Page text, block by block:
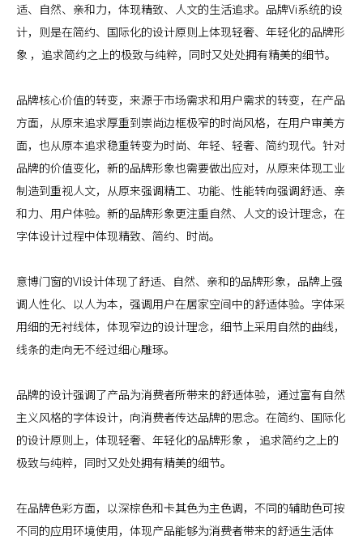
适、自然、亲和力，体现精致、人文的生活追求。品牌Vi系统的设
计，则是在简约、国际化的设计原则上体现轻奢、年轻化的品牌形
象 ，追求简约之上的极致与纯粹，同时又处处拥有精美的细节。
品牌核心价值的转变，来源于市场需求和用户需求的转变，在产品
方面，从原来追求厚重到崇尚边框极窄的时尚风格，在用户审美方
面，也从原本追求稳重转变为时尚、年轻、轻奢、简约现代。针对
品牌的价值变化，新的品牌形象也需要做出应对，从原来体现工业
制造到重视人文，从原来强调精工、功能、性能转向强调舒适、亲
和力、用户体验。新的品牌形象更注重自然、人文的设计理念，在
字体设计过程中体现精致、简约、时尚。
意博门窗的VI设计体现了舒适、自然、亲和的品牌形象，品牌上强
调人性化、以人为本，强调用户在居家空间中的舒适体验。字体采
用细的无衬线体，体现窄边的设计理念，细节上采用自然的曲线，
线条的走向无不经过细心雕琢。
品牌的设计强调了产品为消费者所带来的舒适体验，通过富有自然
主义风格的字体设计，向消费者传达品牌的思念。在简约、国际化
的设计原则上，体现轻奢、年轻化的品牌形象 ， 追求简约之上的
极致与纯粹，同时又处处拥有精美的细节。
在品牌色彩方面，以深棕色和卡其色为主色调，不同的辅助色可按
不同的应用环境使用，体现产品能够为消费者带来的舒适生活体